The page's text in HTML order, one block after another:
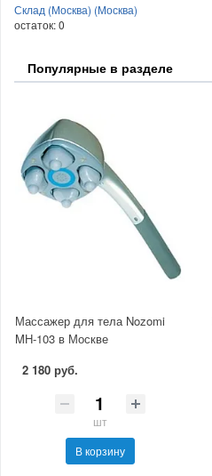
Склад (Москва) (Москва)
остаток:0
Популярные в разделе
Массажер для тела Nozomi
MH-103 в Москве
2 180 руб.
шт
В корзину